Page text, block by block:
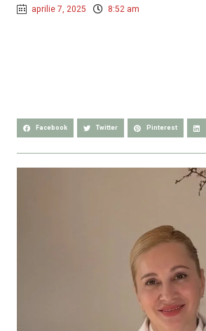
aprilie 7, 2025 8:52 am
Facebook Twitter Pinterest